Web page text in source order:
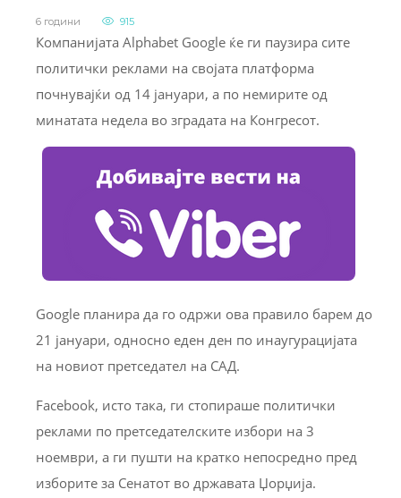
6 години 915
Компанијата Alphabet Google ќе ги паузира сите
политички реклами на својата платформа
почнувајќи од 14 јануари, а по немирите од
минатата недела во зградата на Конгресот.
Google планира да го одржи ова правило барем до
21 јануари, односно еден ден по инаугурацијата
на новиот претседател на САД.
Facebook, исто така, ги стопираше политички
реклами по претседателските избори на 3
ноември, а ги пушти на кратко непосредно пред
изборите за Сенатот во државата Џорџија.